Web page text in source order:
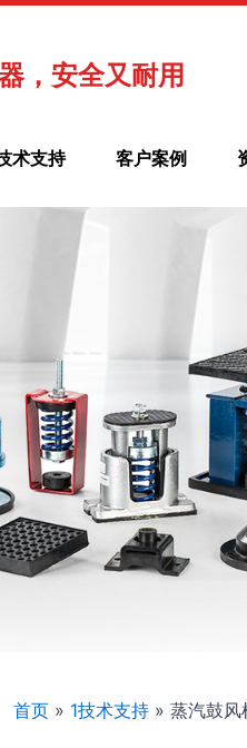
，安全又耐用
术支持 客户案例
首页 » 1技术支持 » 蒸汽鼓风